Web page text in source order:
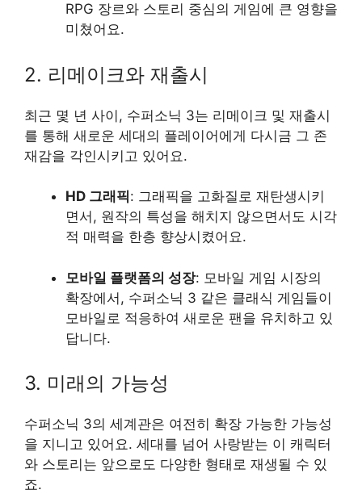
RPG 장르와 스토리 중심의 게임에 큰 영향을
미쳤어요.
2. 리메이크와 재출시
최근 몇 년 사이, 수퍼소닉 3는 리메이크 및 재출시
를 통해 새로운 세대의 플레이어에게 다시금 그 존
재감을 각인시키고 있어요.
HD 그래픽: 그래픽을 고화질로 재탄생시키
면서, 원작의 특성을 해치지 않으면서도 시각
적 매력을 한층 향상시켰어요.
모바일 플랫폼의 성장: 모바일 게임 시장의
확장에서, 수퍼소닉 3 같은 클래식 게임들이
모바일로 적응하여 새로운 팬을 유치하고 있
답니다.
3. 미래의 가능성
수퍼소닉 3의 세계관은 여전히 확장 가능한 가능성
을 지니고 있어요. 세대를 넘어 사랑받는 이 캐릭터
와 스토리는 앞으로도 다양한 형태로 재생될 수 있
죠.